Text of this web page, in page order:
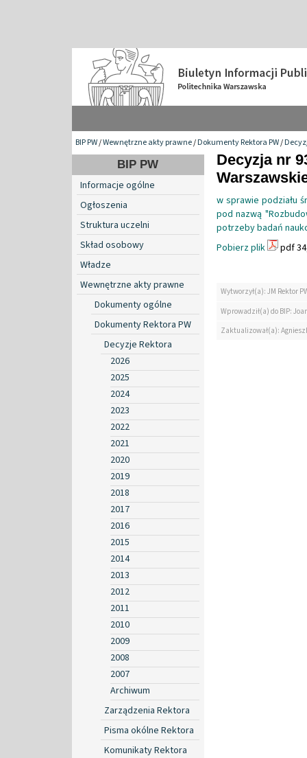
BIP PW/Wewnętrzne akty prawne/Dokumenty Rektora PW/
BIP PW
Informacje ogólne
Ogłoszenia
Struktura uczelni
Skład osobowy
Władze
Wewnętrzne akty prawne
Dokumenty ogólne
Dokumenty Rektora PW
Decyzje Rektora
2026
2025
2024
2023
2022
2021
2020
2019
2018
2017
2016
2015
2014
2013
2012
2011
2010
2009
2008
2007
Archiwum
Zarządzenia Rektora
Pisma okólne Rektora
Komunikaty Rektora
Decyzja nr
w sprawie podziału
pod nazwą
potrzeby badań
Pobierz plik
pdf
Wytworzył(a): JM Rektor
Wprowadził(a) do BIP:
Zaktualizował(a):